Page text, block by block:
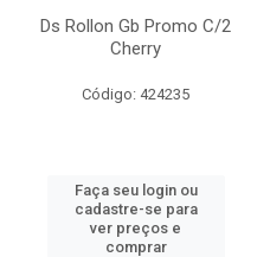
Ds Rollon Gb Promo C/2
Cherry
Código: 424235
Faça seu login ou
cadastre-se para
ver preços e
comprar